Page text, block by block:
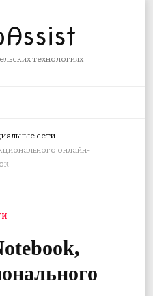
технологиях
сети
онлайн-